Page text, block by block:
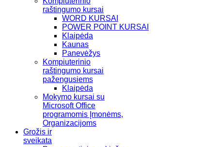
raštingumo kursai
WORD KURSAI
POWER POINT KURSAI
Klaipėda
Kaunas
Panevėžys
Kompiuterinio
raštingumo kursai
pažengusiems
Klaipėda
Mokymo kursai su
Microsoft Office
programomis Įmonėms,
Organizacijoms
Grožis ir
sveikata